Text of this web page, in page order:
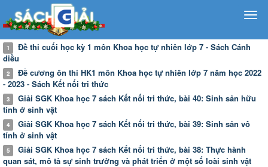
1 Đề thi cuối học kỳ 1 môn Khoa học tự nhiên lớp 7 - Sách Cánh
diều
2 Đề cương ôn thi HK1 môn Khoa học tự nhiên lớp 7 năm học 2022
- 2023 - Sách Kết nối tri thức
3 Giải SGK Khoa học 7 sách Kết nối tri thức, bài 40: Sinh sản hữu
tính ở sinh vật
4 Giải SGK Khoa học 7 sách Kết nối tri thức, bài 39: Sinh sản vô
tính ở sinh vật
5 Giải SGK Khoa học 7 sách Kết nối tri thức, bài 38: Thực hành
quan sát, mô tả sự sinh trưởng và phát triển ở một số loài sinh vật